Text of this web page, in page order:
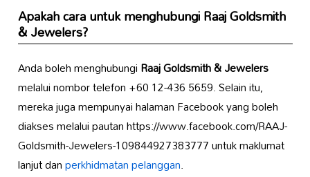
Apakah cara untuk menghubungiRaaj Goldsmith
& Jewelers?
Anda boleh menghubungiRaaj Goldsmith & Jewelers
melalui nombor telefon +60 12-436 5659. Selain itu,
mereka juga mempunyai halaman Facebook yang boleh
diakses melalui pautan https://www.facebook.com/RAAJ-
Goldsmith-Jewelers-109844927383777 untuk maklumat
lanjut danperkhidmatan pelanggan.